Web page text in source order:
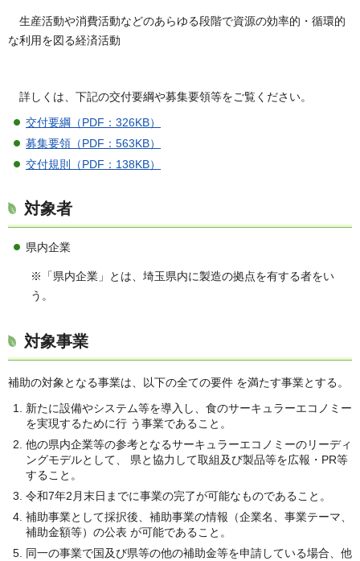
生産活動や消費活動などのあらゆる段階で資源の効率的・循環的
な利用を図る経済活動
詳しくは、下記の交付要綱や募集要領等をご覧ください。
交付要綱（PDF：326KB）
募集要領（PDF：563KB）
交付規則（PDF：138KB）
対象者
県内企業
※「県内企業」とは、埼玉県内に製造の拠点を有する者をい
う。
対象事業
補助の対象となる事業は、以下の全ての要件 を満たす事業とする。
新たに設備やシステム等を導入し、食のサーキュラーエコノミー
を実現するために行 う事業であること。
他の県内企業等の参考となるサーキュラーエコノミーのリーディ
ングモデルとして、 県と協力して取組及び製品等を広報・PR等
すること。
令和7年2月末日までに事業の完了が可能なものであること。
補助事業として採択後、補助事業の情報（企業名、事業テーマ、
補助金額等）の公表 が可能であること。
同一の事業で国及び県等の他の補助金等を申請している場合、他